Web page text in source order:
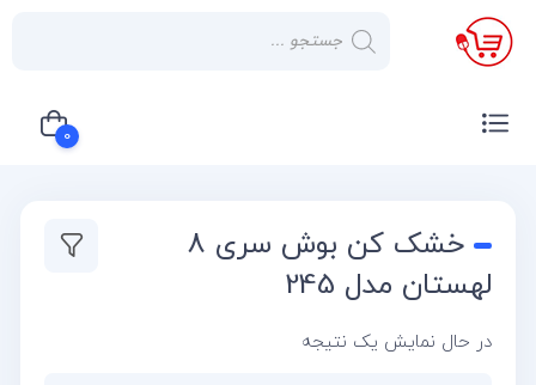
×
صفحه
صوتی و
کولر
0
سبد خرید شما خالی است
خشک کن بوش سری 8
لهستان مدل 245
در حال نمایش یک نتیجه